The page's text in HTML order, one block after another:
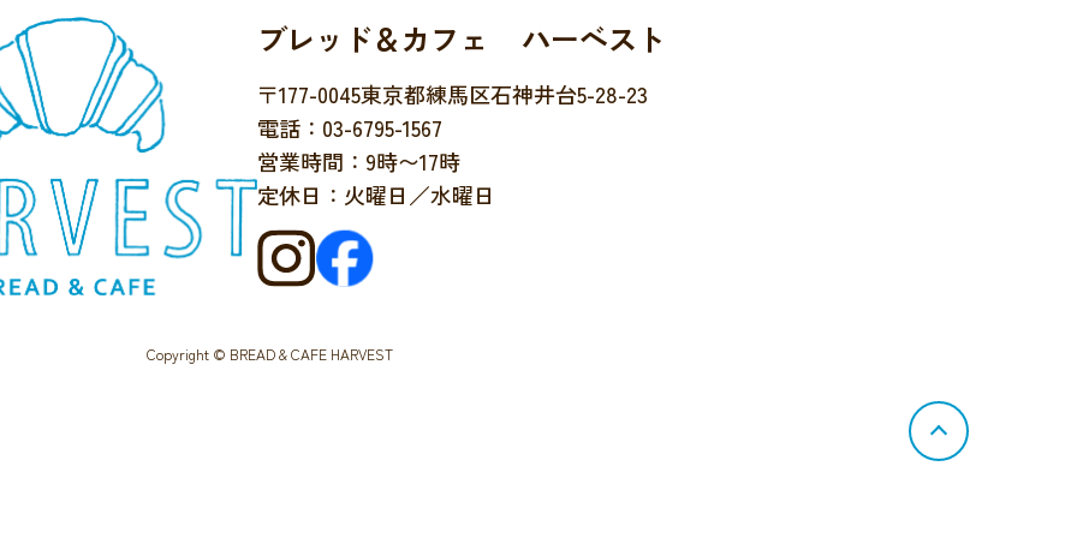
ブレッド＆カフェ ハーベスト
〒177-0045東京都練馬区石神井台5-28-23
電話：03-6795-1567
営業時間：9時〜17時
定休日：火曜日／水曜日
Copyright © BREAD & CAFE HARVEST